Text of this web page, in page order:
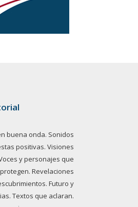
buena onda. Sonidos
positivas. Visiones
y personajes que
Revelaciones
Futuro y
Textos que aclaran.